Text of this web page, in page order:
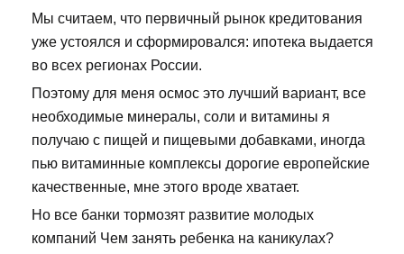
Мы считаем, что первичный рынок кредитования
уже устоялся и сформировался: ипотека выдается
во всех регионах России.
Поэтому для меня осмос это лучший вариант, все
необходимые минералы, соли и витамины я
получаю с пищей и пищевыми добавками, иногда
пью витаминные комплексы дорогие европейские
качественные, мне этого вроде хватает.
Но все банки тормозят развитие молодых
компаний Чем занять ребенка на каникулах?